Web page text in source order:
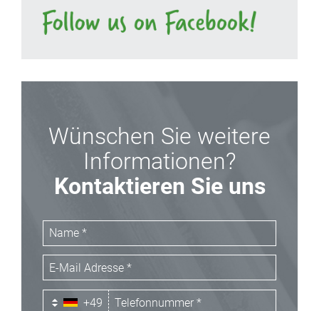
Wünschen Sie weitere
Informationen?
Kontaktieren Sie uns
+49